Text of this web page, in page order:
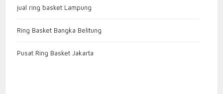
jual ring basket Lampung
Ring Basket Bangka Belitung
Pusat Ring Basket Jakarta